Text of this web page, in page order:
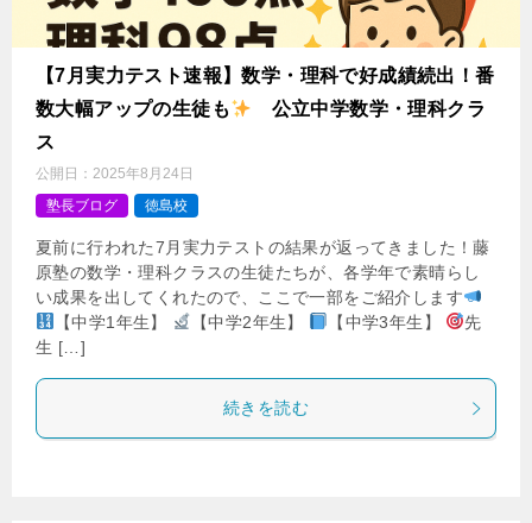
【7月実力テスト速報】数学・理科で好成績続出！番
数大幅アップの生徒も
公立中学数学・理科クラ
ス
公開日： 2025年8月24日
塾長ブログ
徳島校
夏前に行われた7月実力テストの結果が返ってきました！藤
原塾の数学・理科クラスの生徒たちが、各学年で素晴らし
い成果を出してくれたので、ここで一部をご紹介します
【中学1年生】
【中学2年生】 【中学3年生】
先
生 […]
続きを読む